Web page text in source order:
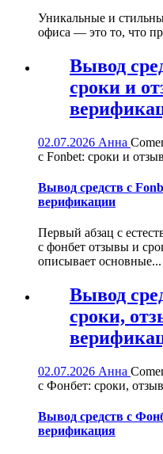
Уникальные и
офиса — это то, что
Вывод
сроки и
02.07.2026 Анна
с Fonbet: сроки и
Вывод средств с
верификации
Первый абзац с
с фонбет отзывы и
описывает основные...
Вывод
сроки,
02.07.2026 Анна
с Фонбет: сроки,
Вывод средств с
верификация